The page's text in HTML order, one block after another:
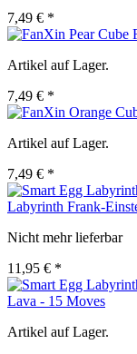
7,49 € *
Artikel auf Lager.
7,49 € *
Artikel auf Lager.
7,49 € *
Labyrinth Frank-
Nicht mehr lieferbar
11,95 € *
Lava - 15 Moves
Artikel auf Lager.